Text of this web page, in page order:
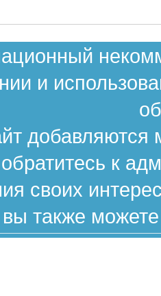
и
к
своих
вы также